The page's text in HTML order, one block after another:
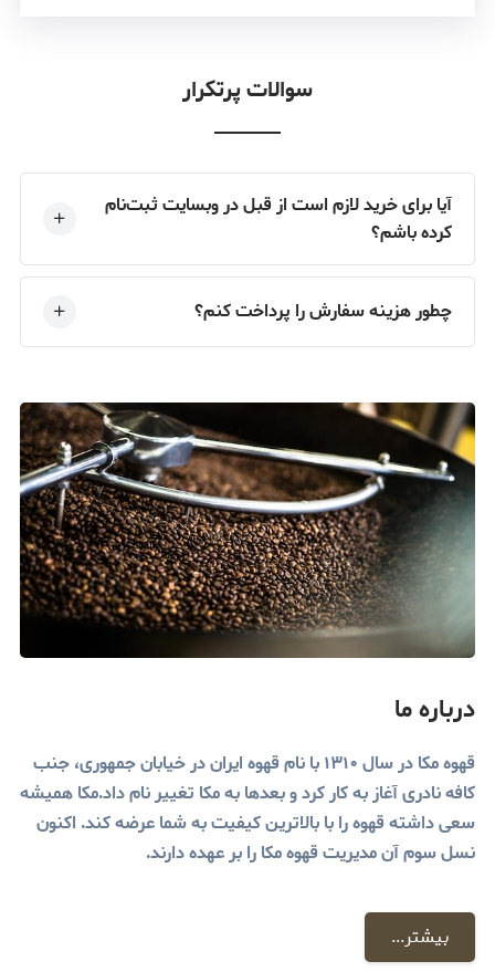
سوالات پرتکرار
آیا برای خرید لازم است از قبل در وبسایت ثبت‌نام
کرده باشم؟
چطور هزینه سفارش را پرداخت کنم؟
درباره ما
قهوه مکا در سال ۱۳۱۰ با نام قهوه ایران در خیابان جمهوری، جنب
کافه نادری آغاز به کار کرد و بعدها به مکا تغییر نام داد.مکا همیشه
سعی داشته قهوه را با بالاترین کیفیت به شما عرضه کند. اکنون
نسل سوم آن مدیریت قهوه مکا را بر عهده دارند.
بیشتر...